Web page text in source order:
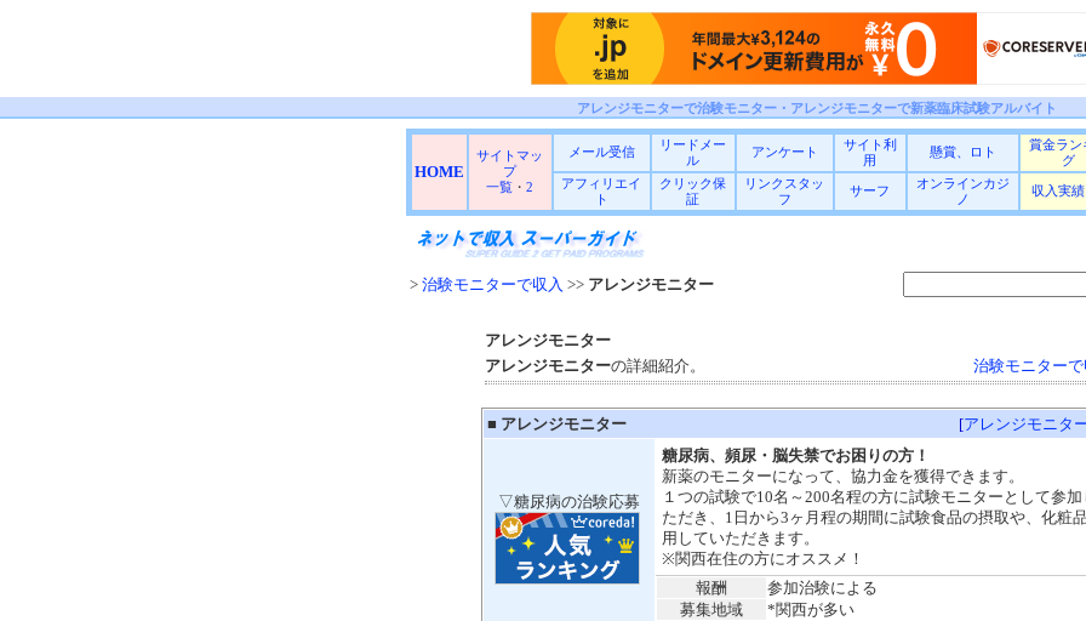
アレンジモニターで治験モニター・アレンジモニターで新薬臨床試験アルバイト
HOME
サイトマッ
プ
一覧 ・ 2
メール受信
リードメー
ル
アンケート
サイト利
用
懸賞、ロト
賞金ラン
グ
アフィリエイ
ト
クリック保
証
リンクスタッ
フ
サーフ
オンラインカジ
ノ
収入実績
> 治験モニターで収入 >> アレンジモニター
アレンジモニター
アレンジモニターの詳細紹介。 治験モニターで
■ アレンジモニター [アレンジモニタ
▽糖尿病の治験応募
糖尿病、頻尿・脳失禁でお困りの方！
新薬のモニターになって、協力金を獲得できます。
１つの試験で10名～200名程の方に試験モニターとして参
ただき、1日から3ヶ月程の期間に試験食品の摂取や、化粧
用していただきます。
※関西在住の方にオススメ！
報酬
参加治験による
募集地域
*関西が多い